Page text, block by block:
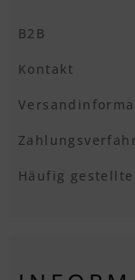
B2B
Kontakt
Häufig